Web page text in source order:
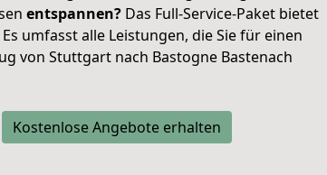
entspannen? Das Full-Service-Paket bietet
umfasst alle Leistungen, die Sie für einen
von Stuttgart nach Bastogne Bastenach
Kostenlose Angebote erhalten